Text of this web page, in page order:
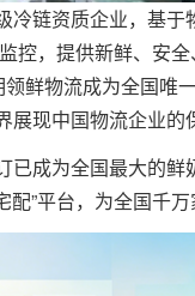
冷链资质企业，基
控，提供新鲜、安
鲜物流成为全国
现中国物流企业的
已成为全国最大的
配”平台，为全国千